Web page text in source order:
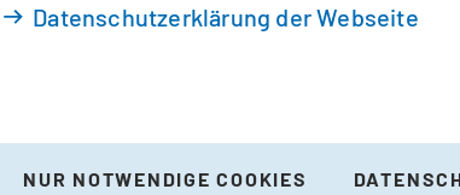
Datenschutzerklärung der Webseite
NUR NOTWENDIGE COOKIES